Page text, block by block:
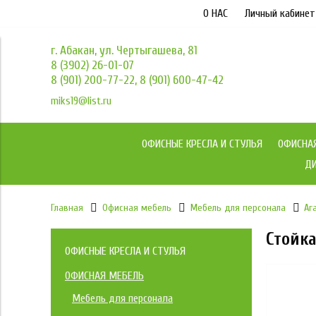
О НАС Личный кабинет
г. Абакан, ул. Чертыгашева, 81
8 (3902) 26-01-07
8 (901) 200-77-22, 8 (901) 600-47-42
miks19@list.ru
ОФИСНЫЕ КРЕСЛА И СТУЛЬЯ
Главная Офисная мебель Мебель для персонала
ОФИСНЫЕ КРЕСЛА И СТУЛЬЯ
Коллекция кресел МКС
Кресла Йога / YOGA
ОФИСНАЯ МЕБЕЛЬ
Мебель для персонала